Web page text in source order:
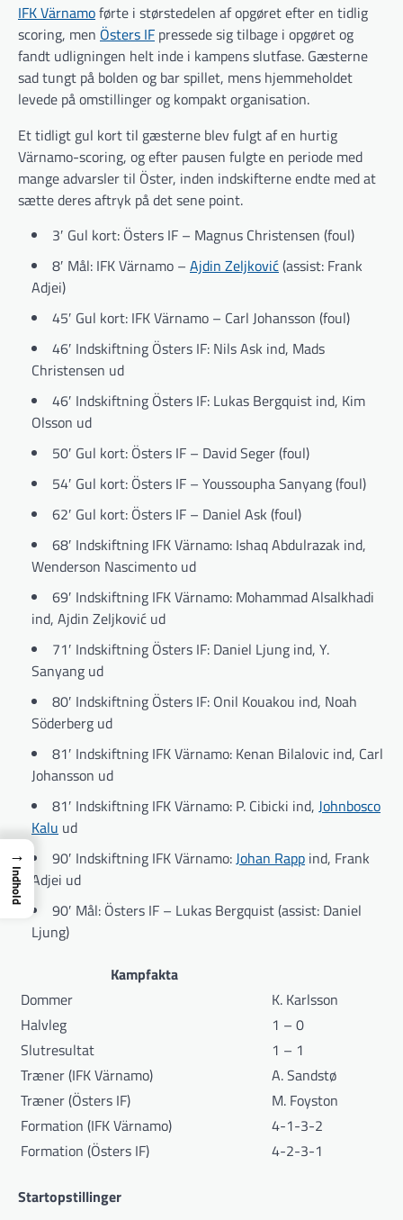
IFK Värnamoførte i størstedelen af opgøret efter en tidlig
scoring, men Östers IF pressede sig tilbage i opgøret og
fandt udligningen helt inde i kampens slutfase. Gæsterne
sad tungt på bolden og bar spillet, mens hjemmeholdet
levede på omstillinger og kompakt organisation.
Et tidligt gul kort til gæsterne blev fulgt af en hurtig
Värnamo-scoring, og efter pausen fulgte en periode med
mange advarsler til Öster, inden indskifterne endte med at
sætte deres aftryk på det sene point.
3′ Gul kort: Östers IF – Magnus Christensen (foul)
8′ Mål: IFK Värnamo – Ajdin Zeljković(assist: Frank
Adjei)
45′ Gul kort: IFK Värnamo – Carl Johansson (foul)
46′ Indskiftning Östers IF: Nils Ask ind, Mads
Christensen ud
46′ Indskiftning Östers IF: Lukas Bergquist ind, Kim
Olsson ud
50′ Gul kort: Östers IF – David Seger (foul)
54′ Gul kort: Östers IF – Youssoupha Sanyang (foul)
62′ Gul kort: Östers IF – Daniel Ask (foul)
68′ Indskiftning IFK Värnamo: Ishaq Abdulrazak ind,
Wenderson Nascimento ud
69′ Indskiftning IFK Värnamo: Mohammad Alsalkhadi
ind, Ajdin Zeljković ud
71′ Indskiftning Östers IF: Daniel Ljung ind, Y.
Sanyang ud
80′ Indskiftning Östers IF: Onil Kouakou ind, Noah
Söderberg ud
81′ Indskiftning IFK Värnamo: Kenan Bilalovic ind, Carl
Johansson ud
81′ Indskiftning IFK Värnamo: P. Cibicki ind, Johnbosco
Kalu ud
90′ Indskiftning IFK Värnamo: Johan Rapp ind, Frank
Adjei ud
90′ Mål: Östers IF – Lukas Bergquist (assist: Daniel
Ljung)
Kampfakta
Dommer
K. Karlsson
Halvleg
1 – 0
Slutresultat
1 – 1
Træner (IFK Värnamo)
A. Sandstø
Træner (Östers IF)
M. Foyston
Formation (IFK Värnamo)
4-1-3-2
Formation (Östers IF)
4-2-3-1
Startopstillinger
→
Indhold